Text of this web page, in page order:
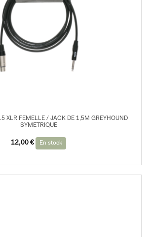
XLR FEMELLE / JACK DE 1,5M GREYHOUND
SYMETRIQUE
12,00 € En stock